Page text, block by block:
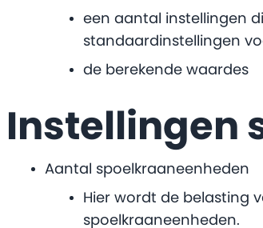
een aantal instellingen
standaardinstellingen
de berekende waardes
Instellingen
Aantal spoelkraaneenheden
Hier wordt de belasting
spoelkraaneenheden.